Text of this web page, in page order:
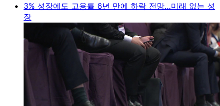
3% 성장에도 고용률 6년 만에 하락 전망…미래 없는 성
장